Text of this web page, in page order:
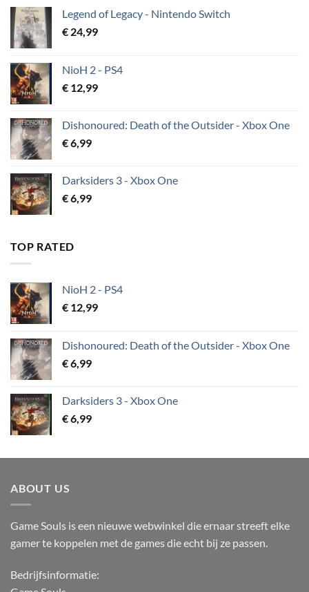
Legend of Legacy - Nintendo Switch
€ 24,99
NioH 2 - PS4
€ 12,99
Dishonoured: Death of the Outsider - Xbox One
€6,99
Darksiders 3 - Xbox One
€6,99
TOP RATED
NioH 2 - PS4
€ 12,99
Dishonoured: Death of the Outsider - Xbox One
€6,99
Darksiders 3 - Xbox One
€6,99
ABOUT US
Game Souls is een nieuwe webwinkel die ernaar streeft elke
gamer te koppelen met de games die echt bij ze passen.
Bedrijfsinformatie: